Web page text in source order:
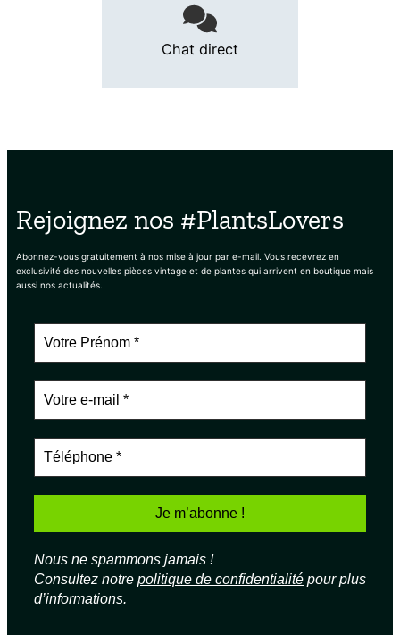
Chat direct
Rejoignez nos #PlantsLovers
Abonnez-vous gratuitement à nos mise à jour par e-mail. Vous recevrez en
exclusivité des nouvelles pièces vintage et de plantes qui arrivent en boutique mais
aussi nos actualités.
Nous ne spammons jamais !
Consultez notre politique de confidentialité pour plus
d’informations.